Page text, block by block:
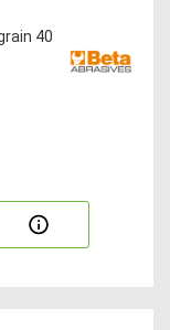
40